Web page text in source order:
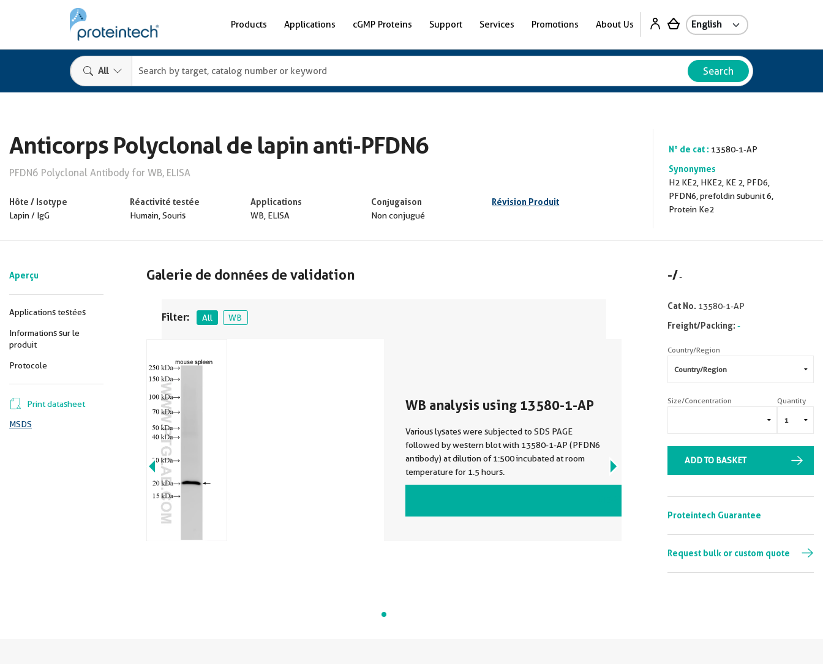
Products Applications cGMP Proteins Support Services Promotions About Us
All Search
Anticorps Polyclonal de lapin anti-PFDN6
PFDN6 Polyclonal Antibody for WB, ELISA
Hôte / Isotype
Lapin / IgG
Réactivité testée
Humain, Souris
Applications
WB, ELISA
Conjugaison
Non conjugué
Révision Produit
N° de cat : 13580-1-AP
Synonymes
H2 KE2, HKE2, KE 2, PFD6,
PFDN6, prefoldin subunit 6,
Protein Ke2
Aperçu
Applications testées
Informations sur le
produit
Protocole
Print datasheet
MSDS
Galerie de données de validation
Filter: All WB
WB analysis using 13580-1-AP
Various lysates were subjected to SDS PAGE
followed by western blot with 13580-1-AP (PFDN6
antibody) at dilution of 1:500 incubated at room
temperature for 1.5 hours.
VIEW ALL IMAGES (1)
-/-
Cat No. 13580-1-AP
Freight/Packing: -
Country/Region
Size/Concentration Quantity
ADD TO BASKET
Proteintech Guarantee
Request bulk or custom quote